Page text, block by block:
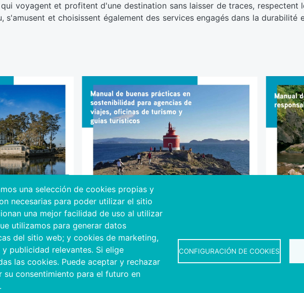
voyagent et profitent d'une destination sans laisser de traces, respectent
s'amusent et choisissent également des services engagés dans la
le
Cliquez sur l'image pour télécharger le
Manuel pour les agences, les bureaux et les
guides.
Manuel
una selección de cookies propias y
necesarias para poder utilizar el sitio
una mejor facilidad de uso al utilizar
utilizamos para generar datos
del sitio web; y cookies de marketing,
publicidad relevantes. Si elige
las cookies. Puede aceptar y rechazar
consentimiento para el futuro en
CONFIGURACIÓN DE COOKIES